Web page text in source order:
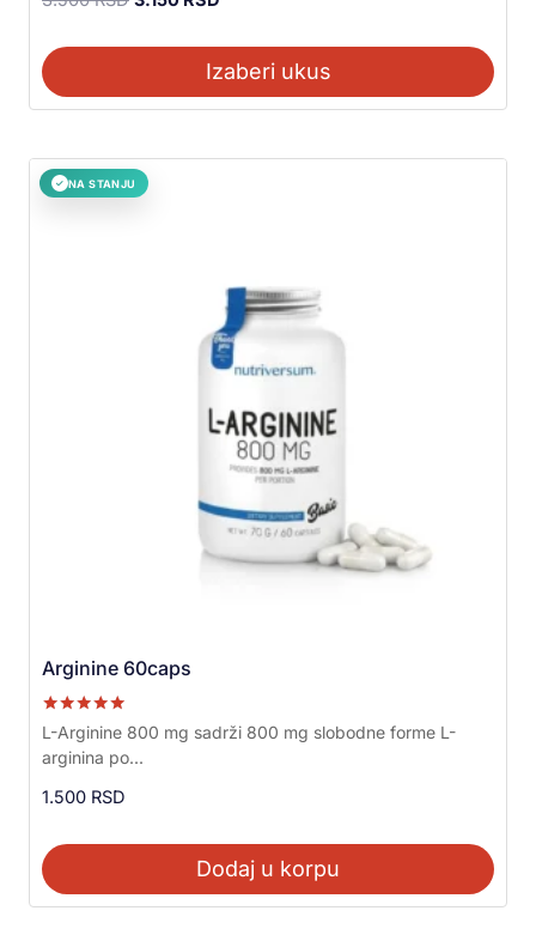
Izaberi ukus
✓ NA STANJU
Arginine 60caps
Ocenjeno sa
5.00
od 5
L-Arginine 800 mg sadrži 800 mg slobodne forme L-
arginina po...
1.500 RSD
Dodaj u korpu